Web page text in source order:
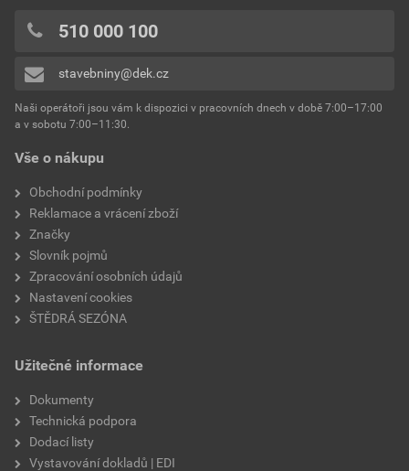
Vše o nákupu
Obchodní podmínky
Reklamace a vrácení zboží
Značky
Slovník pojmů
Zpracování osobních údajů
Nastavení cookies
ŠTĚDRÁ SEZÓNA
Užitečné informace
Dokumenty
Technická podpora
Dodací listy
Vystavování dokladů | EDI
510 000 100
stavebniny@dek.cz
Naši operátoři jsou vám k dispozici v pracovních dnech v době 7:00–17:00
a v sobotu 7:00–11:30.